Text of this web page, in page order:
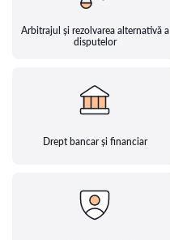
Arbitrajul și rezolvarea alternativă a
disputelor
Drept bancar și financiar